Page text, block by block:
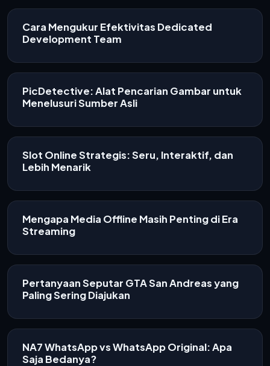
Cara Mengukur Efektivitas Dedicated
Development Team
PicDetective: Alat Pencarian Gambar untuk
Menelusuri Sumber Asli
Slot Online Strategis: Seru, Interaktif, dan
Lebih Menarik
Mengapa Media Offline Masih Penting di Era
Streaming
Pertanyaan Seputar GTA San Andreas yang
Paling Sering Diajukan
NA7 WhatsApp vs WhatsApp Original: Apa
Saja Bedanya?